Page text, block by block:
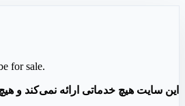
for sale.
این سایت هیچ خدماتی ارائه نمی‌کند و